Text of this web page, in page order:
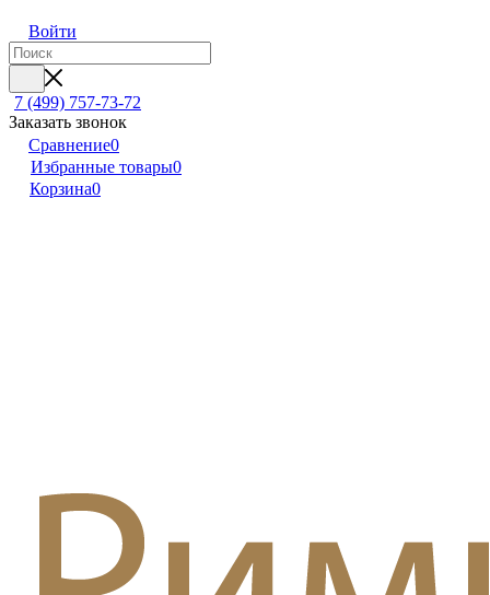
Войти
7 (499) 757-73-72
Заказать звонок
Сравнение0
Избранные товары0
Корзина0